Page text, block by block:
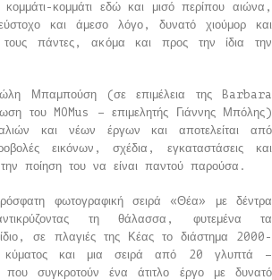
κομμάτι εδώ και μισό περίπου αιώνα,
και άμεσο λόγο, δυνατό χιούμορ και
τους πάντες, ακόμα και προς την ίδια την
Μπαμπούση (σε επιμέλεια της Barbara
του MOMus – επιμελητής Γιάννης Μπόλης)
και νέων έργων και αποτελείται από
εικόνων, σχέδια, εγκαταστάσεις και
ποίηση του να είναι παντού παρούσα.
φωτογραφική σειρά «Θέα» με δέντρα
τη θάλασσα, φυτεμένα τα
σε πλαγιές της Κέας το διάστημα 2000-
και μια σειρά από 20 γλυπτά –
που συγκροτούν ένα άτιτλο έργο με δυνατό